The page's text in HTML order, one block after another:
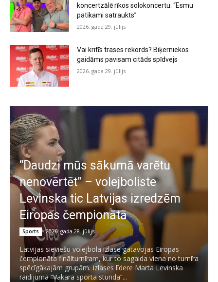
koncertzālē rīkos solokoncertu: “Esmu
patīkami satraukts”
2026. gada 29. jūlijs
Vai kritīs trases rekords? Biķerniekos
gaidāms pavisam citāds spīdvejs
2026. gada 29. jūlijs
“Daudzi mūs sākumā varētu
nenovērtēt” – volejboliste
Levinska tic Latvijas izredzēm
Eiropas čempionātā
Sports 2026. gada 28. jūlijs
Latvijas sieviešu volejbola izlase gatavojas Eiropas
čempionāta finālturnīram, kur to sagaida viena no turnīra
spēcīgākajām grupām. Izlases līdere Marta Levinska
raidījumā “Vakara sporta stunda”...